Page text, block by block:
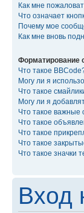
Как мне
Что означает
Почему мое
Как мне вновь
Форматирование
Что такое
Могу ли я
Что такое
Могу ли я
Что такое важные
Что такое
Что такое
Что такое
Что такое значки
Вход